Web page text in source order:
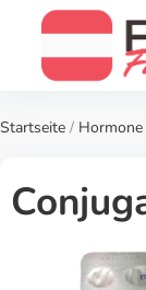
Startseite / Hormone